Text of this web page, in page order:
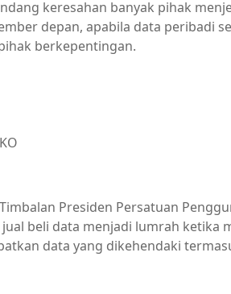
keresahan banyak pihak
depan, apabila data peribadi
berkepentingan.
Presiden Persatuan
beli data menjadi lumrah ketika
data yang dikehendaki